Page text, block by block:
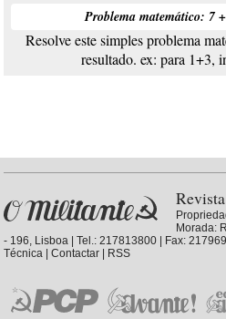
Problema matemático: 7
Resolve este simples problema
resultado. ex: para 1+3,
Morada:
- 196, Lisboa | Tel.: 217813800 | Fax:
Técnica |Contactar RSS